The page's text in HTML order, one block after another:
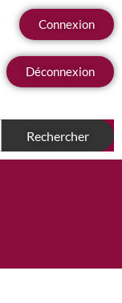
Connexion
Déconnexion